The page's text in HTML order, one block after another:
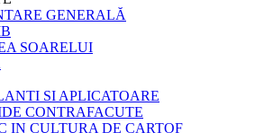
GENERALĂ
SOARELUI
SI APLICATOARE
CONTRAFACUTE
IN CULTURA DE CARTOF